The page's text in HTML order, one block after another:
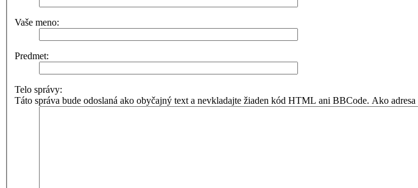
Vaše meno:
Predmet:
Telo správy:
Táto správa bude odoslaná ako obyčajný text a nevkladajte žiaden kód HTML ani BBCode. Ako adresa